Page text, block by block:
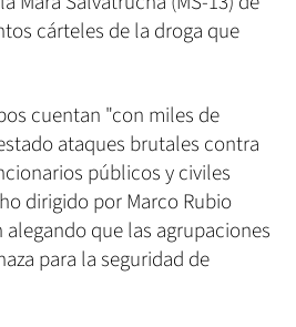
cárteles de la droga que
cuentan "con miles de
ataques brutales contra
públicos y civiles
dirigido por Marco Rubio
que las agrupaciones
para la seguridad de